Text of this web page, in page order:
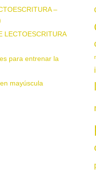
–
LECTOESCRITURA
para entrenar la
mayúscula